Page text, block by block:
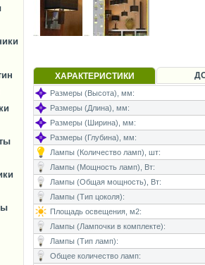
ХАРАКТЕРИСТИКИ
Размеры (Высота), мм:
Размеры (Длина), мм:
Размеры (Ширина), мм:
Размеры (Глубина), мм:
Лампы (Количество ламп), шт:
Лампы (Мощность ламп), Вт:
Лампы (Общая мощность), Вт:
Лампы (Тип цоколя):
Площадь освещения, м2:
Лампы (Лампочки в комплекте):
Лампы (Тип ламп):
Общее количество ламп: